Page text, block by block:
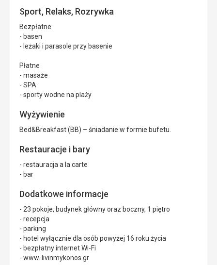
Sport, Relaks, Rozrywka
Bezpłatne
- basen
- leżaki i parasole przy basenie
Płatne
- masaże
- SPA
- sporty wodne na plaży
Wyżywienie
Bed&Breakfast (BB) – śniadanie w formie bufetu.
Restauracje i bary
- restauracja a la carte
- bar
Dodatkowe informacje
- 23 pokoje, budynek główny oraz boczny, 1 piętro
- recepcja
- parking
- hotel wyłącznie dla osób powyżej 16 roku życia
- bezpłatny internet Wi-Fi
- www. livinmykonos.gr